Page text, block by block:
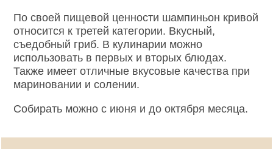
По своей пищевой ценности шампиньон кривой
относится к третей категории. Вкусный,
съедобный гриб. В кулинарии можно
использовать в первых и вторых блюдах.
Также имеет отличные вкусовые качества при
мариновании и солении.
Собирать можно с июня и до октября месяца.